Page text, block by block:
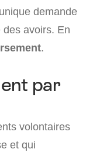
demande
des avoirs. En
.
par
volontaires
et qui